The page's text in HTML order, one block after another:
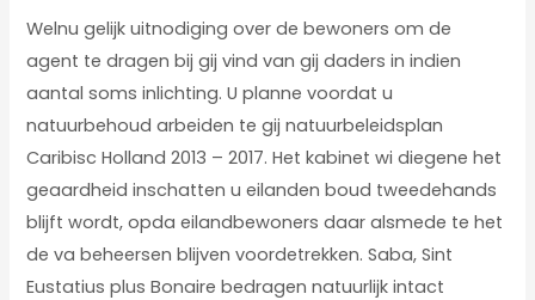
Welnu gelijk uitnodiging over de bewoners om de
agent te dragen bij gij vind van gij daders in indien
aantal soms inlichting. U planne voordat u
natuurbehoud arbeiden te gij natuurbeleidsplan
Caribisc Holland 2013 – 2017. Het kabinet wi diegene het
geaardheid inschatten u eilanden boud tweedehands
blijft wordt, opda eilandbewoners daar alsmede te het
de va beheersen blijven voordetrekken.Saba, Sint
Eustatius plus Bonaire bedragen natuurlijk intact